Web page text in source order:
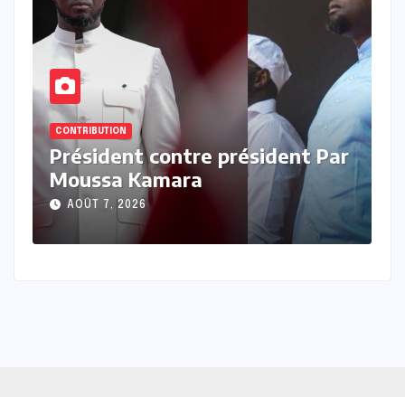
CONTRIBUTION
Les oublieux du patrimoine Par
Henriette Niang Kandé
AOÛT 7, 2026